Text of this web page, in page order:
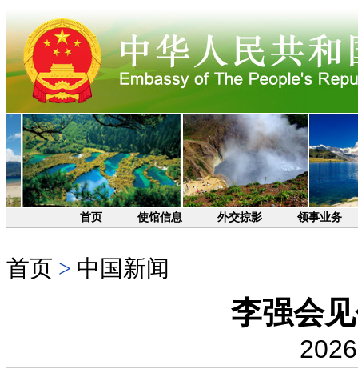
首页 使馆信息 外交掠影 领事业务
首页 > 中国新闻
李强会